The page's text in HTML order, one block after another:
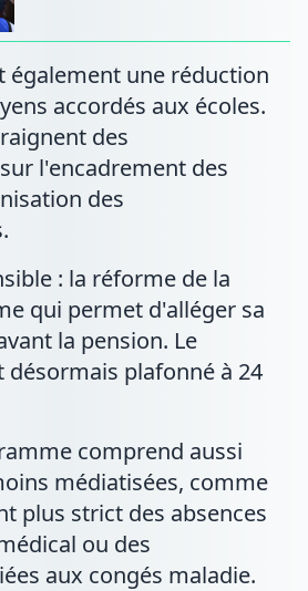
également une réduction
accordés aux écoles.
des
l'encadrement des
des
: la réforme de la
qui permet d'alléger sa
la pension. Le
plafonné à 24
comprend aussi
médiatisées, comme
plus strict des absences
ou des
aux congés maladie.